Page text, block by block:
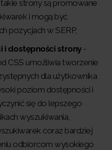
strony są promowane
i mogą być
pozycjach w SERP,
i dostępności strony-
CSS umożliwia tworzenie
dla użytkownika
poziom dostępności i
się do lepszego
wyszukiwania,
coraz bardziej
odbiorcom wysokiego